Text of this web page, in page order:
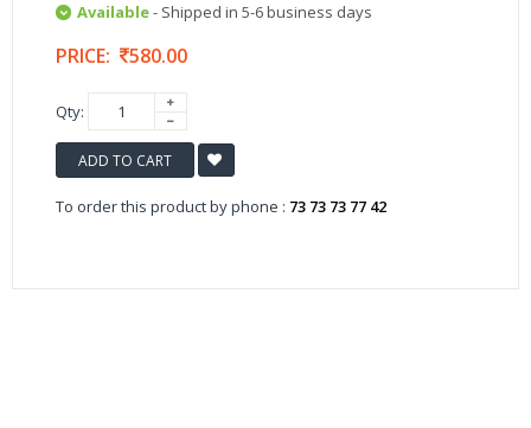
Available- Shipped in 5-6 business days
PRICE: 580.00
Qty:
ADD TO CART
To order this product by phone : 73 73 73 77 42